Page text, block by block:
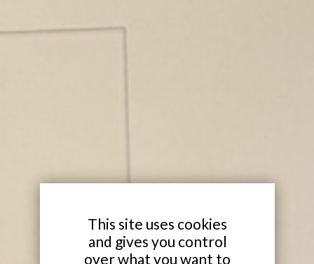
This site uses cookies
and gives you control
over what you want to